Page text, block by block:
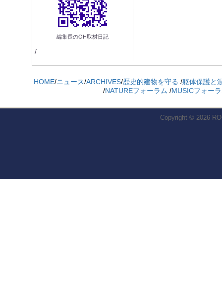
編集長のOH取材日記
/
HOME/ニュース/ARCHIVES/歴史的建物を守る /躯体保護と
/NATUREフォーラム /MUSICフォー
Copyright © 2026